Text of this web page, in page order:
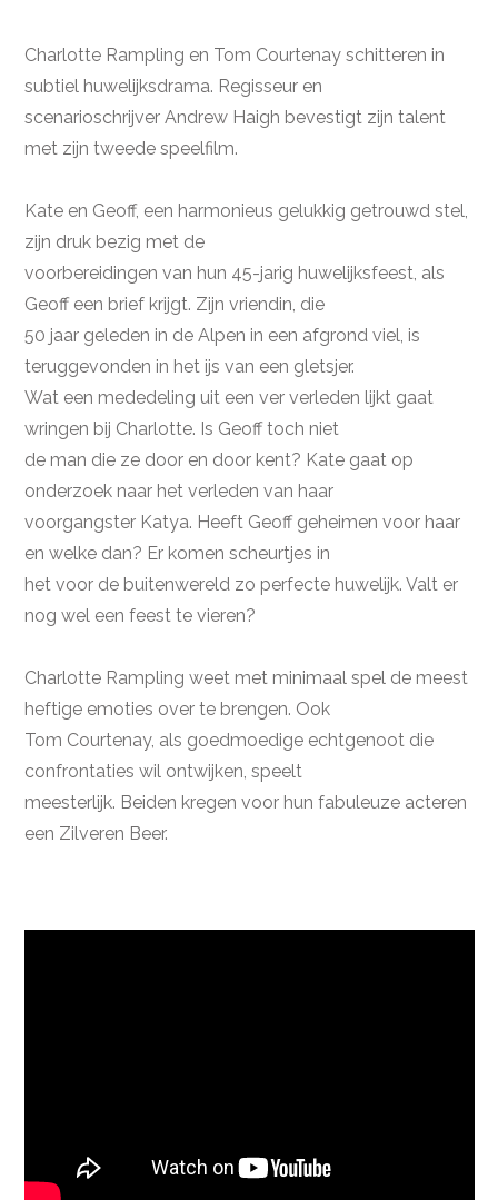
Charlotte Rampling en Tom Courtenay schitteren in
subtiel huwelijksdrama. Regisseur en
scenarioschrijver Andrew Haigh bevestigt zijn talent
met zijn tweede speelfilm.
Kate en Geoff, een harmonieus gelukkig getrouwd stel,
zijn druk bezig met de
voorbereidingen van hun 45-jarig huwelijksfeest, als
Geoff een brief krijgt. Zijn vriendin, die
50 jaar geleden in de Alpen in een afgrond viel, is
teruggevonden in het ijs van een gletsjer.
Wat een mededeling uit een ver verleden lijkt gaat
wringen bij Charlotte. Is Geoff toch niet
de man die ze door en door kent? Kate gaat op
onderzoek naar het verleden van haar
voorgangster Katya. Heeft Geoff geheimen voor haar
en welke dan? Er komen scheurtjes in
het voor de buitenwereld zo perfecte huwelijk. Valt er
nog wel een feest te vieren?
Charlotte Rampling weet met minimaal spel de meest
heftige emoties over te brengen. Ook
Tom Courtenay, als goedmoedige echtgenoot die
confrontaties wil ontwijken, speelt
meesterlijk. Beiden kregen voor hun fabuleuze acteren
een Zilveren Beer.